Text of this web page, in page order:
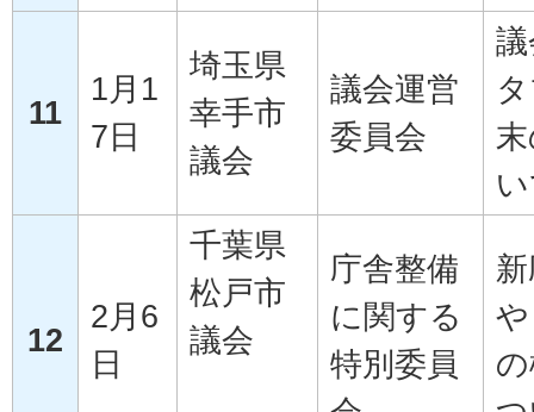
11
1月1
7日
埼玉県
幸手市
議会
議会運営
委員会
12
2月6
日
千葉県
松戸市
議会
庁舎整備
に関する
特別委員